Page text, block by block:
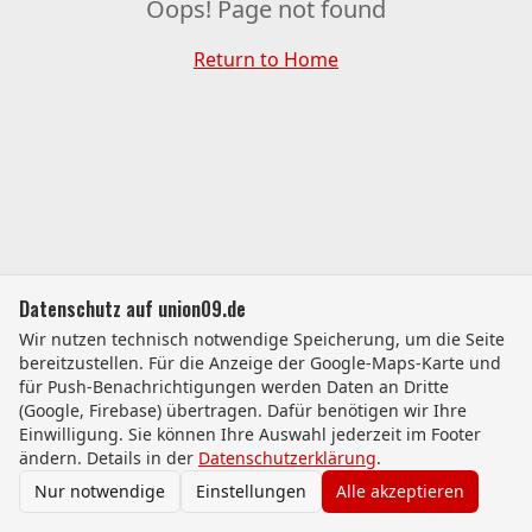
Oops! Page not found
Return to Home
Datenschutz auf union09.de
Wir nutzen technisch notwendige Speicherung, um die Seite
bereitzustellen. Für die Anzeige der Google-Maps-Karte und
für Push-Benachrichtigungen werden Daten an Dritte
(Google, Firebase) übertragen. Dafür benötigen wir Ihre
Einwilligung. Sie können Ihre Auswahl jederzeit im Footer
ändern. Details in der Datenschutzerklärung.
Nur notwendige
Einstellungen Alle akzeptieren